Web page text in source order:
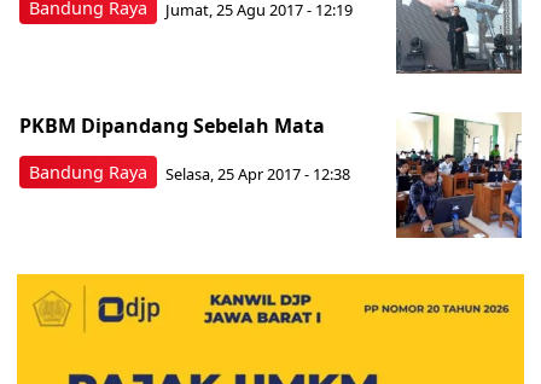
Bandung Raya Jumat, 25 Agu 2017 - 12:19
Bandung Raya
PKBM Dipandang Sebelah Mata
Selasa, 25 Apr 2017 - 12:38